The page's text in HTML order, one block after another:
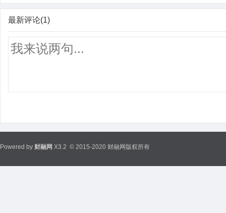
最新评论(1)
Powered by 财融网 X3.2 © 2015-2020 财融网版权所有